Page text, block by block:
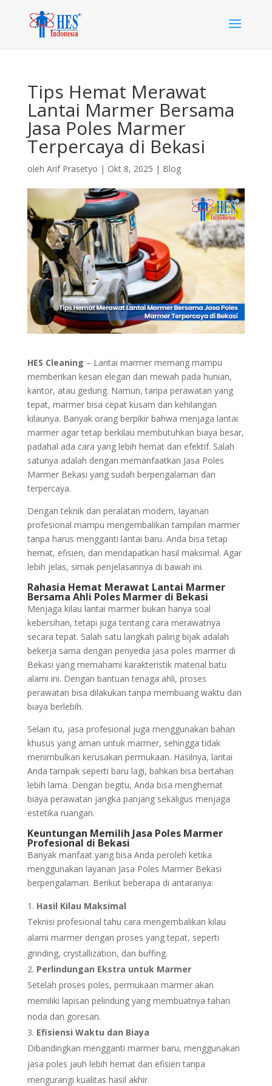
Tips Hemat Merawat
Lantai Marmer Bersama
Jasa Poles Marmer
Terpercaya di Bekasi
oleh Arif Prasetyo | Okt 8, 2025 | Blog
HES Cleaning – Lantai marmer memang mampu
memberikan kesan elegan dan mewah pada hunian,
kantor, atau gedung. Namun, tanpa perawatan yang
tepat, marmer bisa cepat kusam dan kehilangan
kilaunya. Banyak orang berpikir bahwa menjaga lantai
marmer agar tetap berkilau membutuhkan biaya besar,
padahal ada cara yang lebih hemat dan efektif. Salah
satunya adalah dengan memanfaatkan Jasa Poles
Marmer Bekasi yang sudah berpengalaman dan
terpercaya.
Dengan teknik dan peralatan modern, layanan
profesional mampu mengembalikan tampilan marmer
tanpa harus mengganti lantai baru. Anda bisa tetap
hemat, efisien, dan mendapatkan hasil maksimal. Agar
lebih jelas, simak penjelasannya di bawah ini.
Rahasia Hemat Merawat Lantai Marmer
Bersama Ahli Poles Marmer di Bekasi
Menjaga kilau lantai marmer bukan hanya soal
kebersihan, tetapi juga tentang cara merawatnya
secara tepat. Salah satu langkah paling bijak adalah
bekerja sama dengan penyedia jasa poles marmer di
Bekasi yang memahami karakteristik material batu
alami ini. Dengan bantuan tenaga ahli, proses
perawatan bisa dilakukan tanpa membuang waktu dan
biaya berlebih.
Selain itu, jasa profesional juga menggunakan bahan
khusus yang aman untuk marmer, sehingga tidak
menimbulkan kerusakan permukaan. Hasilnya, lantai
Anda tampak seperti baru lagi, bahkan bisa bertahan
lebih lama. Dengan begitu, Anda bisa menghemat
biaya perawatan jangka panjang sekaligus menjaga
estetika ruangan.
Keuntungan Memilih Jasa Poles Marmer
Profesional di Bekasi
Banyak manfaat yang bisa Anda peroleh ketika
menggunakan layanan Jasa Poles Marmer Bekasi
berpengalaman. Berikut beberapa di antaranya:
Hasil Kilau Maksimal
Teknisi profesional tahu cara mengembalikan kilau
alami marmer dengan proses yang tepat, seperti
grinding, crystallization, dan buffing.
Perlindungan Ekstra untuk Marmer
Setelah proses poles, permukaan marmer akan
memiliki lapisan pelindung yang membuatnya tahan
noda dan goresan.
Efisiensi Waktu dan Biaya
Dibandingkan mengganti marmer baru, menggunakan
jasa poles jauh lebih hemat dan efisien tanpa
mengurangi kualitas hasil akhir.